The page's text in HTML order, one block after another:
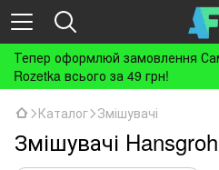
Тепер оформлюй замовлення
Rozetka всього за 49 грн!
Каталог Змішувачі
Змішувачі